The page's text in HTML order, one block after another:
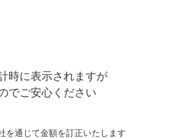
時に表示されますが
でご安心ください
を通じて金額を訂正いたします